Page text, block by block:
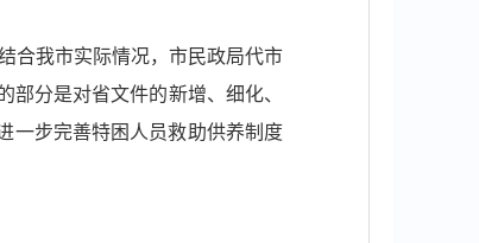
合我市实际情况，市民政局代市
分是对省文件的新增、细化、
一步完善特困人员救助供养制度